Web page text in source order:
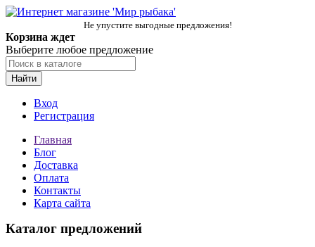
Не упустите выгодные предложения!
Корзина ждет
Выберите любое предложение
Найти
Вход
Регистрация
Главная
Блог
Доставка
Оплата
Контакты
Карта сайта
Каталог предложений